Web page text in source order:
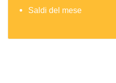
Saldi del mese